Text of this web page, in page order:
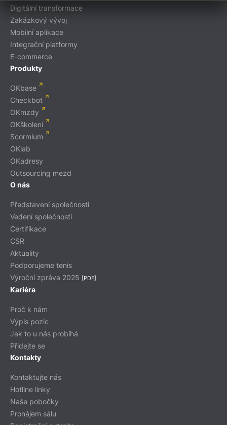
Digitální transformace
Zakázkový vývoj
Mobilní aplikace
Integrační platformy
E-commerce
Produkty
OKbase
Checkbot
OKmzdy
OKškolení
Scormium
OKlab
OKadresy
Outsourcing mezd
O nás
Představení společnosti
Vedení společnosti
Certifikace
CSR
Aktuality
Podporujeme tenis
Výroční zpráva 2025 [PDF]
Kariéra
Proč k nám
Výpis pozic
Jak to u nás probíhá
Přidejte se
Kontakty
Kontaktujte nás
Hotline linky
Naše pobočky
Pronájem sálu